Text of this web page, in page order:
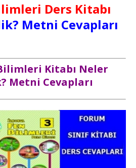
Ders Kitabı
Metni Cevapları
Bilimleri Kitabı Neler
Metni Cevapları